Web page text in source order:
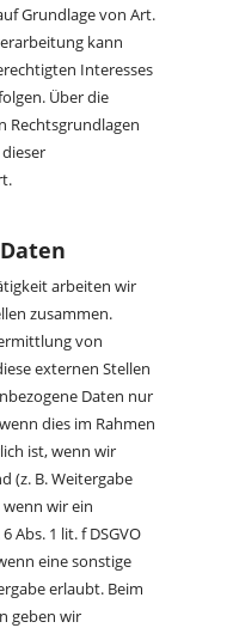
Grundlage von Art.
kann
Interesses
Über die
Rechtsgrundlagen
arbeiten wir
zusammen.
von
externen Stellen
Daten nur
dies im Rahmen
ist, wenn wir
(z. B. Weitergabe
wir ein
Abs. 1 lit. f DSGVO
eine sonstige
erlaubt. Beim
geben wir